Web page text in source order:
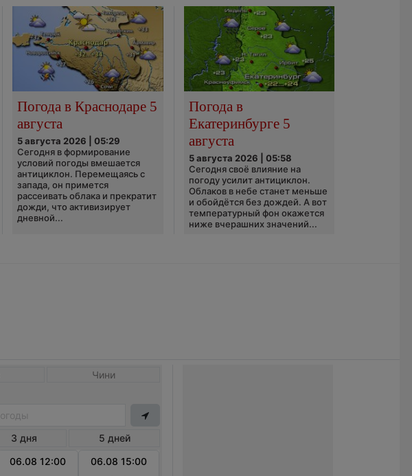
Погода в Краснодаре 5
августа
5 августа 2026 | 05:29
Сегодня в формирование
условий погоды вмешается
антициклон. Перемещаясь с
запада, он примется
рассеивать облака и прекратит
дожди, что активизирует
дневной...
Погода в
Екатеринбурге 5
августа
5 августа 2026 | 05:58
Сегодня своё влияние на
погоду усилит антициклон.
Облаков в небе станет меньше
и обойдётся без дождей. А вот
температурный фон окажется
ниже вчерашних значений...
Чини
3 дня
5 дней
06.08 12:00 06.08 15:00